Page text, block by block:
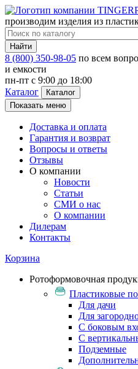
производим изделия из
Найти
8 (800) 350-98-05 по всем
и емкости
пн-пт c 9:00 до 18:00
Каталог
Каталог
Показать меню
Доставка и оплата
Гарантия и возврат
Вопросы и ответы
Отзывы
О компании
Новости
Статьи
СМИ о нас
О компании
Дилерам
Контакты
Корзина
Ротоформовочная
Пластиковые
Для дачи
Для
С боковым
С
Подземные